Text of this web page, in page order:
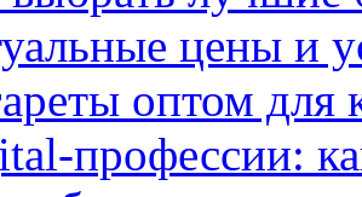
цены и
оптом для
профессии: